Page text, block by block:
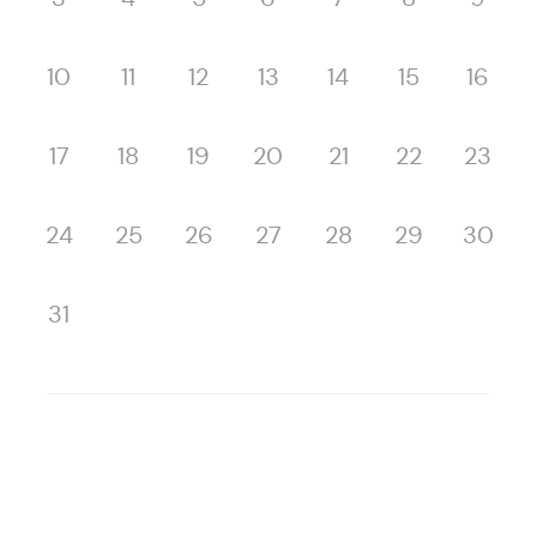
10 11 12 13 14 15 16
17 18 19 20 21 22 23
24 25 26 27 28 29 30
31